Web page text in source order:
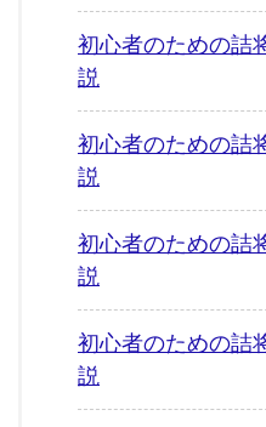
初心者のための
説
初心者のための
説
初心者のための
説
初心者のための
説